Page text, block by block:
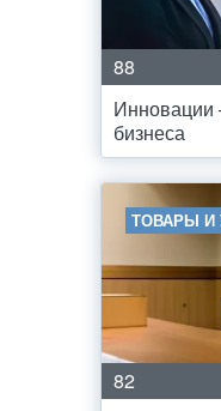
88
Инновации
бизнеса
ТОВАРЫ И
82